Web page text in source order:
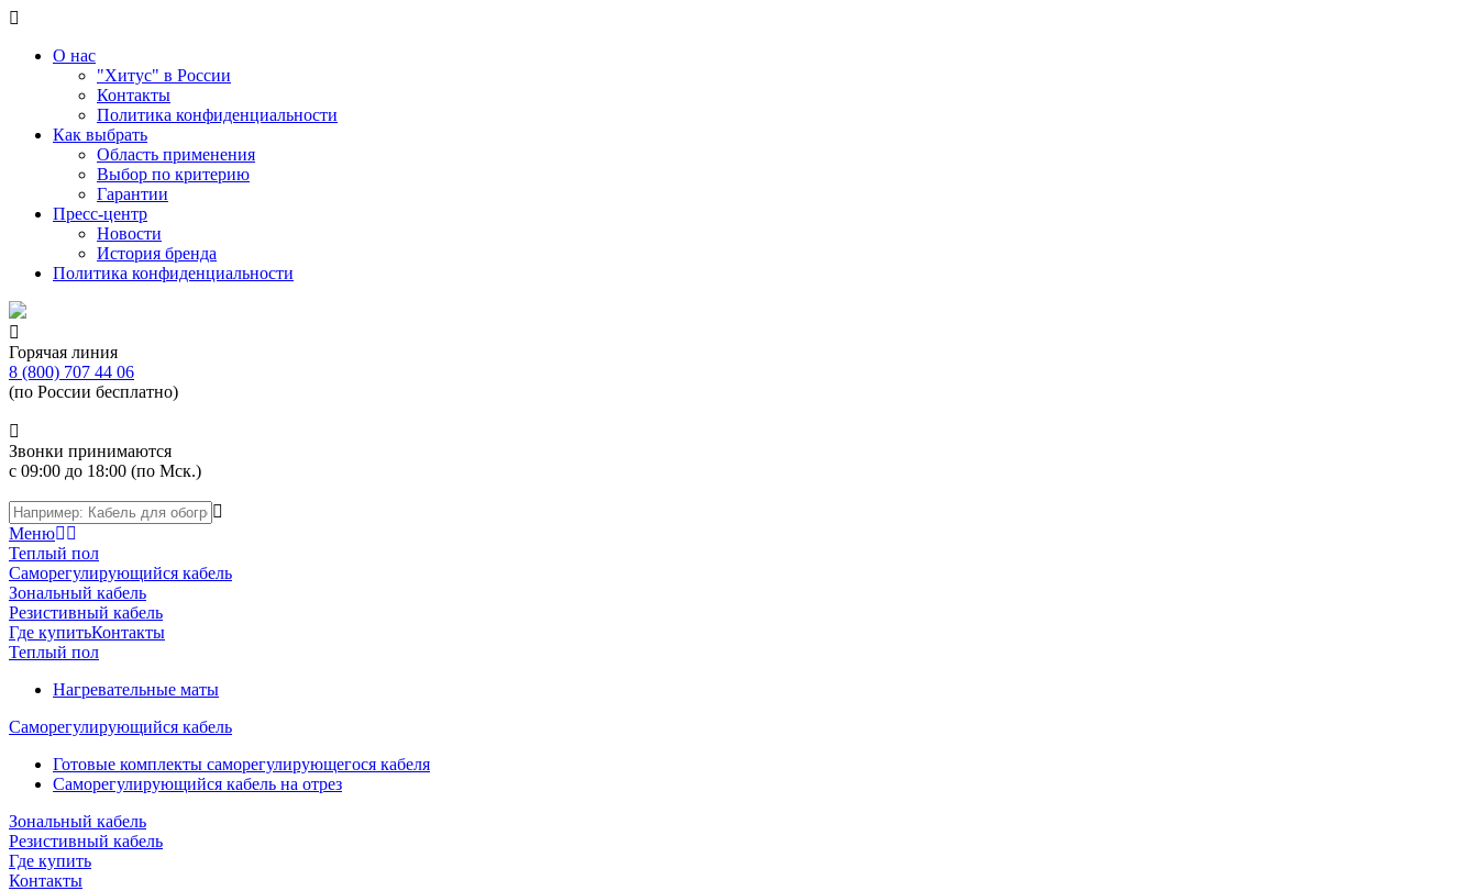
О нас
"Хитус" в России
Контакты
Политика конфиденциальности
Как выбрать
Область применения
Выбор по критерию
Гарантии
Пресс-центр
Новости
История бренда
Политика конфиденциальности
Горячая линия
8 (800) 707 44 06
(по России бесплатно)
Звонки принимаются
с 09:00 до 18:00 (по Мск.)
Меню
Теплый пол
Саморегулирующийся кабель
Зональный кабель
Резистивный кабель
Где купитьКонтакты
Теплый пол
Нагревательные маты
Саморегулирующийся кабель
Готовые комплекты саморегулирующегося кабеля
Саморегулирующийся кабель на отрез
Зональный кабель
Резистивный кабель
Где купить
Контакты